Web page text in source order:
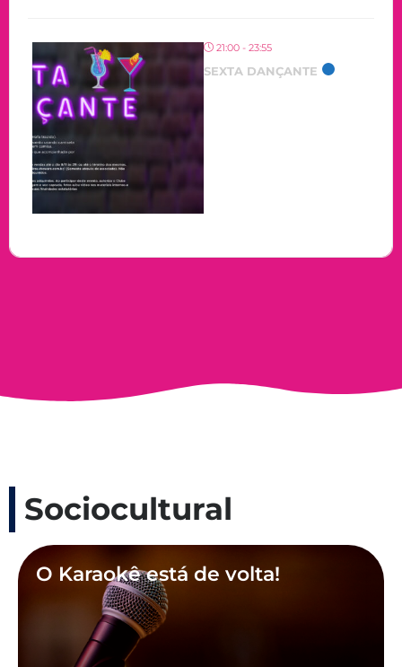
21:00 - 23:55
SEXTA DANÇANTE
Sociocultural
O Karaokê está de volta!